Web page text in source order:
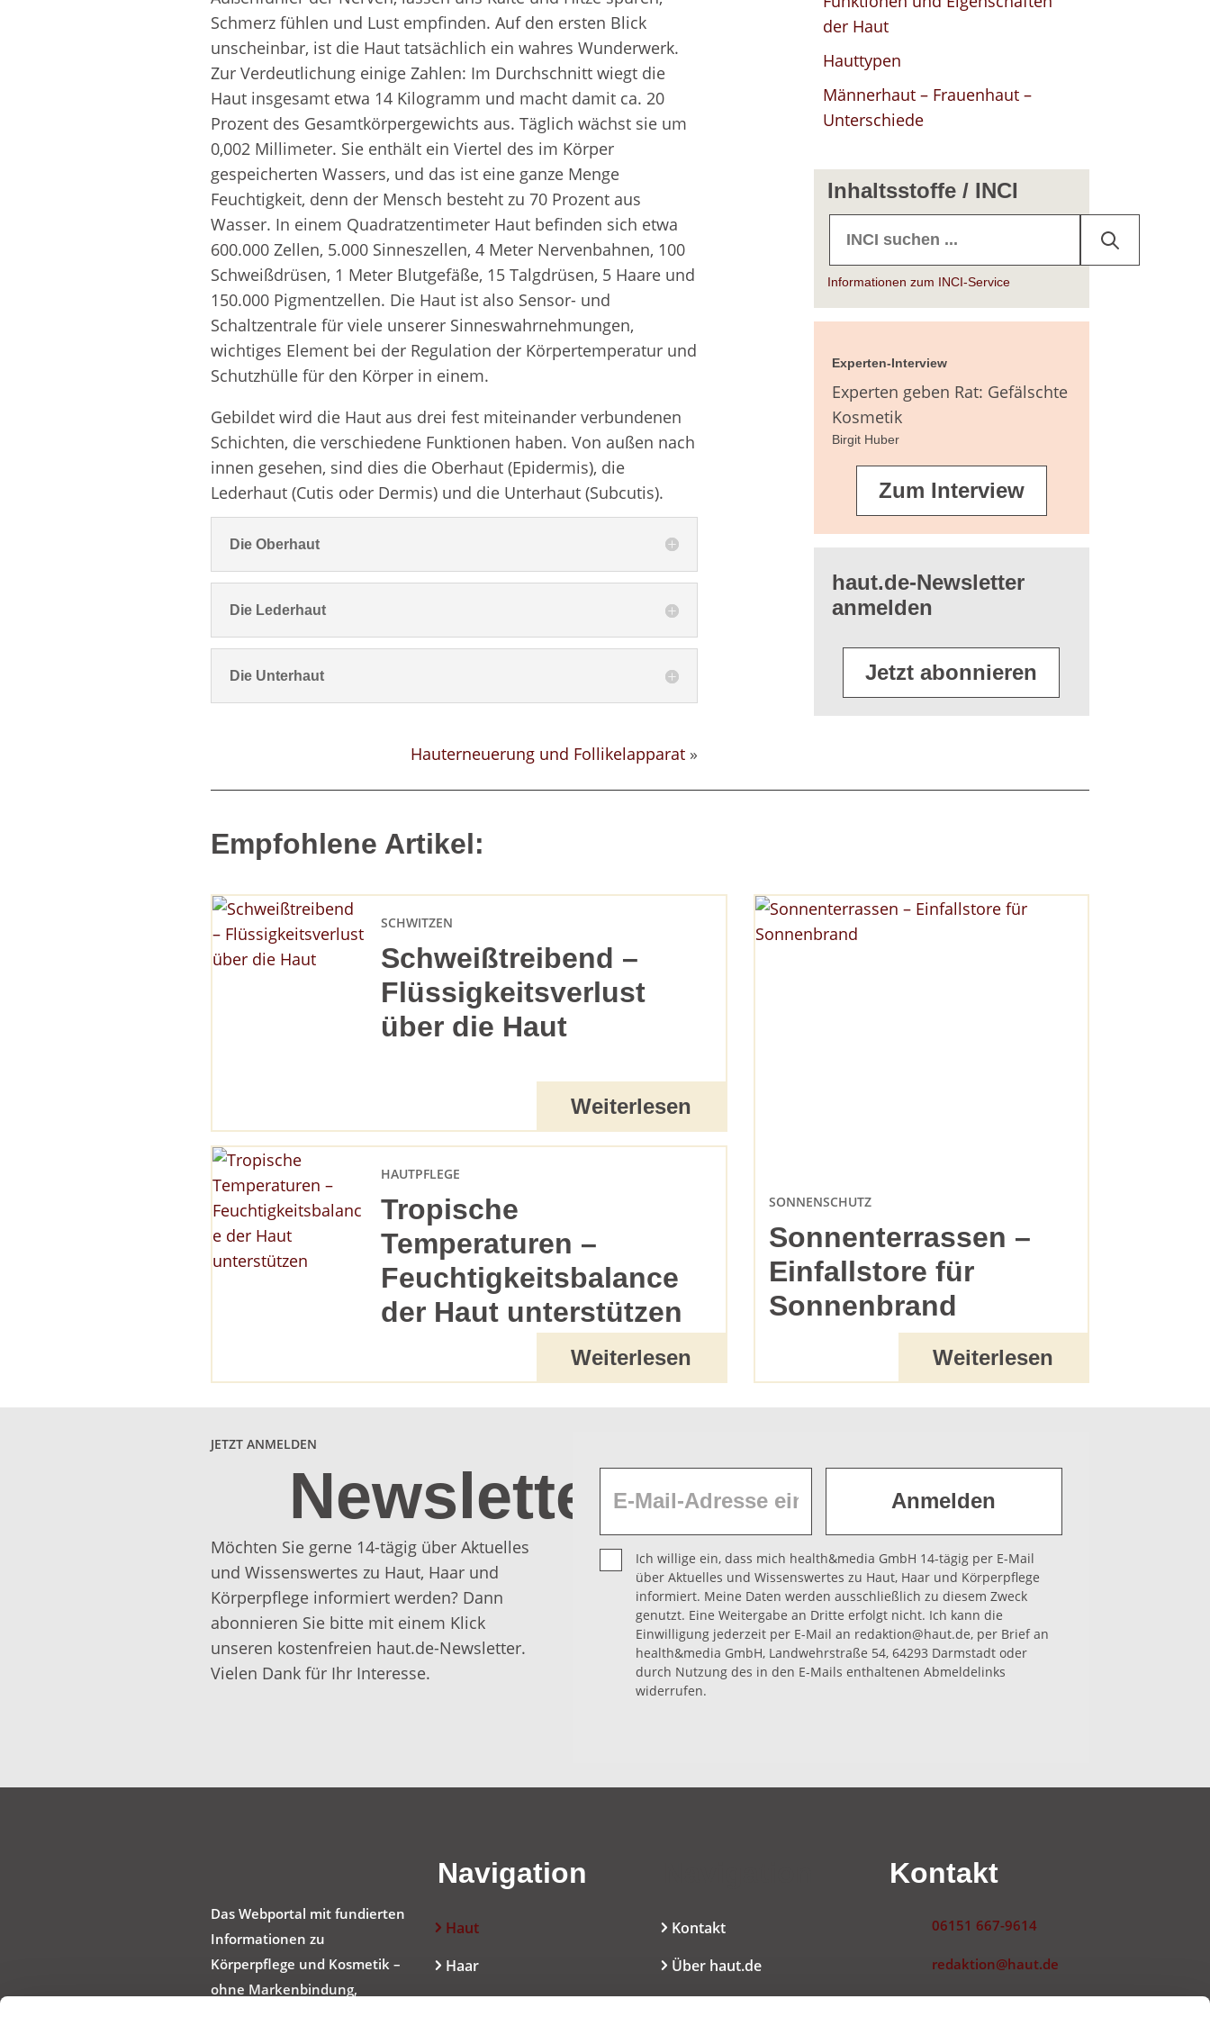
Weitere Inhaltsstoffe
Zahnpflegemitteln
Zahnersatz
Fragen
Duftfamilien Produktsicherheit
Weiterführende
Literatur
Schmerz fühlen und Lust empfinden. Auf den ersten Blick
unscheinbar, ist die Haut tatsächlich ein wahres Wunderwerk.
Zur Verdeutlichung einige Zahlen: Im Durchschnitt wiegt die
Haut insgesamt etwa 14 Kilogramm und macht damit ca. 20
Prozent des Gesamtkörpergewichts aus. Täglich wächst sie um
0,002 Millimeter. Sie enthält ein Viertel des im Körper
gespeicherten Wassers, und das ist eine ganze Menge
Feuchtigkeit, denn der Mensch besteht zu 70 Prozent aus
Wasser. In einem Quadratzentimeter Haut befinden sich etwa
600.000 Zellen, 5.000 Sinneszellen, 4 Meter Nervenbahnen, 100
Schweißdrüsen, 1 Meter Blutgefäße, 15 Talgdrüsen, 5 Haare und
150.000 Pigmentzellen. Die Haut ist also Sensor- und
Schaltzentrale für viele unserer Sinneswahrnehmungen,
wichtiges Element bei der Regulation der Körpertemperatur und
Schutzhülle für den Körper in einem.
Gebildet wird die Haut aus drei fest miteinander verbundenen
Schichten, die verschiedene Funktionen haben. Von außen nach
innen gesehen, sind dies die Oberhaut (Epidermis), die
Lederhaut (Cutis oder Dermis) und die Unterhaut (Subcutis).
Die Oberhaut
Die Lederhaut
Die Unterhaut
Hauterneuerung und Follikelapparat»
der Haut
Hauttypen
Männerhaut – Frauenhaut –
Unterschiede
Inhaltsstoffe / INCI
Informationen zum INCI-Service
Experten-Interview
Experten geben Rat: Gefälschte
Kosmetik
Birgit Huber
Zum Interview
haut.de-Newsletter
anmelden
Jetzt abonnieren
Empfohlene Artikel:
Schweißtreibend –
Flüssigkeitsverlust
über die Haut
SCHWITZEN
Weiterlesen
Tropische
Temperaturen –
Feuchtigkeitsbalance
der Haut unterstützen
HAUTPFLEGE
Weiterlesen
Sonnenterrassen –
Einfallstore für
Sonnenbrand
SONNENSCHUTZ
Weiterlesen
JETZT ANMELDEN
Newsletter
Möchten Sie gerne 14-tägig über Aktuelles
und Wissenswertes zu Haut, Haar und
Körperpflege informiert werden? Dann
abonnieren Sie bitte mit einem Klick
unseren kostenfreien haut.de-Newsletter.
Vielen Dank für Ihr Interesse.
Ich willige ein, dass mich health&media GmbH 14-tägig per E-Mail
über Aktuelles und Wissenswertes zu Haut, Haar und Körperpflege
informiert. Meine Daten werden ausschließlich zu diesem Zweck
genutzt. Eine Weitergabe an Dritte erfolgt nicht. Ich kann die
Einwilligung jederzeit per E-Mail an redaktion@haut.de, per Brief an
health&media GmbH, Landwehrstraße 54, 64293 Darmstadt oder
durch Nutzung des in den E-Mails enthaltenen Abmeldelinks
widerrufen.
Das Webportal mit fundierten
Informationen zu
Körperpflege und Kosmetik –
ohne Markenbindung,
Navigation
Haut
Haar
Kontakt
Über haut.de
Kontakt
06151 667-9614
redaktion@haut.de
Landwehrstraße 54